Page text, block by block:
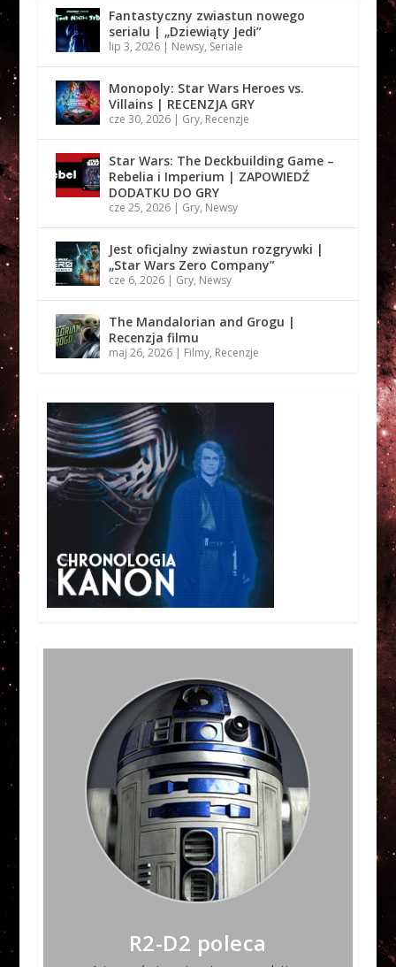
Fantastyczny zwiastun nowego
serialu | „Dziewiąty Jedi”
lip 3, 2026| Newsy, Seriale
Monopoly: Star Wars Heroes vs.
Villains | RECENZJA GRY
cze 30, 2026| Gry, Recenzje
Star Wars: The Deckbuilding Game –
Rebelia i Imperium | ZAPOWIEDŹ
DODATKU DO GRY
cze 25, 2026| Gry, Newsy
Jest oficjalny zwiastun rozgrywki |
„Star Wars Zero Company”
cze 6, 2026| Gry, Newsy
The Mandalorian and Grogu |
Recenzja filmu
maj 26, 2026| Filmy, Recenzje
R2-D2 poleca